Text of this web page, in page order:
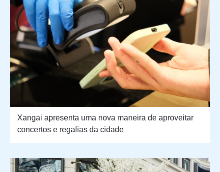
Xangai apresenta uma nova maneira de aproveitar
concertos e regalias da cidade